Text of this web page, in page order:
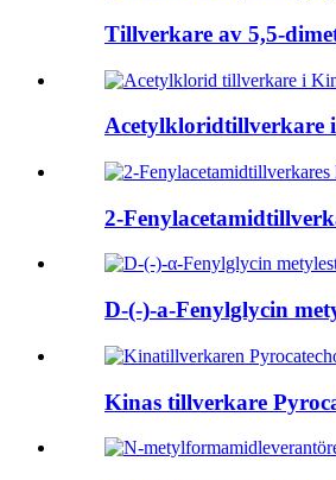
Tillverkare av 5,5-
Acetylkloridtillverkare
2-
D-(-)-a-Fenylglycin
Kinas tillverkare